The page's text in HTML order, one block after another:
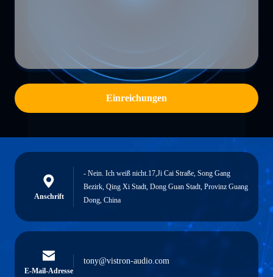
Einreichungen
Anschrift
- Nein. Ich weiß nicht.17,Ji Cai Straße, Song Gang
Bezirk, Qing Xi Stadt, Dong Guan Stadt, Provinz Guang
Dong, China
E-Mail-Adresse
tony@vistron-audio.com